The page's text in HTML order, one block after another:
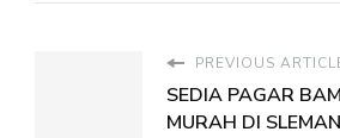
PREVIOUS
SEDIA PAGAR
MURAH DI SLEMAN